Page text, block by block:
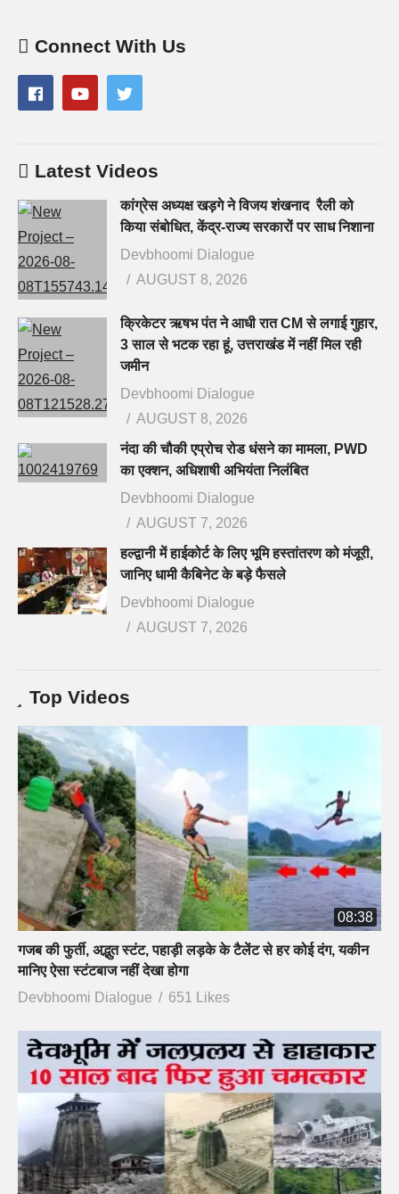
Connect With Us
Latest Videos
कांग्रेस अध्यक्ष खड़गे ने विजय शंखनाद रैली को
किया संबोधित, केंद्र-राज्य सरकारों पर साध निशाना
Devbhoomi Dialogue
AUGUST 8, 2026
क्रिकेटर ऋषभ पंत ने आधी रात CM से लगाई गुहार,
3 साल से भटक रहा हूं, उत्तराखंड में नहीं मिल रही
जमीन
Devbhoomi Dialogue
AUGUST 8, 2026
नंदा की चौकी एप्रोच रोड धंसने का मामला, PWD
का एक्शन, अधिशाषी अभियंता निलंबित
Devbhoomi Dialogue
AUGUST 7, 2026
हल्द्वानी में हाईकोर्ट के लिए भूमि हस्तांतरण को मंजूरी,
जानिए धामी कैबिनेट के बड़े फैसले
Devbhoomi Dialogue
AUGUST 7, 2026
Top Videos
08:38
गजब की फुर्ती, अद्भुत स्टंट, पहाड़ी लड़के के टैलेंट से हर कोई दंग, यकीन
मानिए ऐसा स्टंटबाज नहीं देखा होगा
Devbhoomi Dialogue
651 Likes